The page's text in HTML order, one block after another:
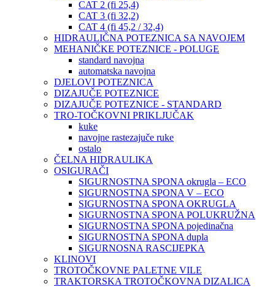
CAT 2 (fi 25,4)
CAT 3 (fi 32,2)
CAT 4 (fi 45,2 / 32,4)
HIDRAULIČNA POTEZNICA SA NAVOJEM
MEHANIČKE POTEZNICE - POLUGE
standard navojna
automatska navojna
DJELOVI POTEZNICA
DIZAJUČE POTEZNICE
DIZAJUČE POTEZNICE - STANDARD
TRO-TOČKOVNI PRIKLJUČAK
kuke
navojne rastezajuče ruke
ostalo
ČELNA HIDRAULIKA
OSIGURAČI
SIGURNOSTNA SPONA okrugla – ECO
SIGURNOSTNA SPONA V – ECO
SIGURNOSTNA SPONA OKRUGLA
SIGURNOSTNA SPONA POLUKRUŽNA
SIGURNOSTNA SPONA pojedinačna
SIGURNOSTNA SPONA dupla
SIGURNOSNA RASCIJEPKA
KLINOVI
TROTOČKOVNE PALETNE VILE
TRAKTORSKA TROTOČKOVNA DIZALICA